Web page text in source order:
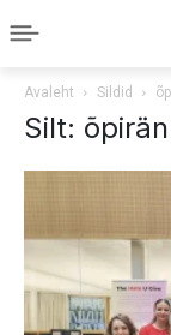
Avaleht Sildid
Silt: